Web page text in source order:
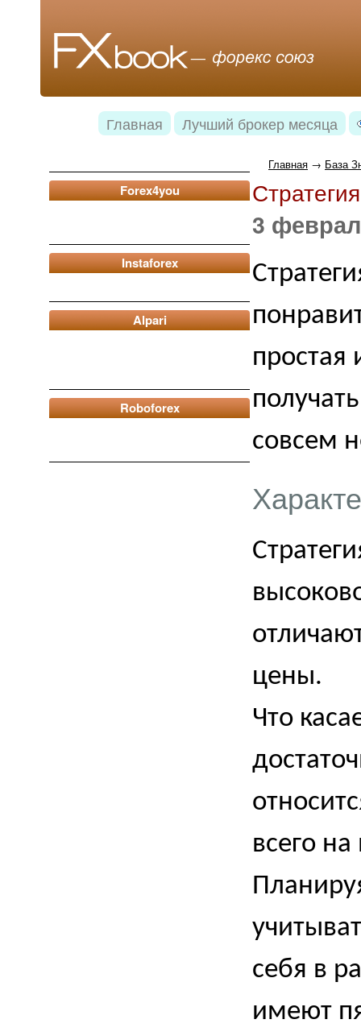
Главная Лучший брокер месяца
Forex4you
Instaforex
Alpari
Roboforex
Главная → База
3
простая
совсем
цены.
Что
всего
себя в
имеют